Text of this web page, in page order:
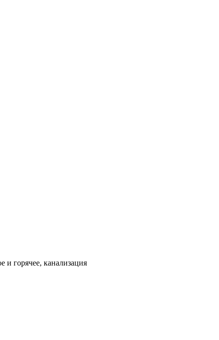
и горячее, канализация